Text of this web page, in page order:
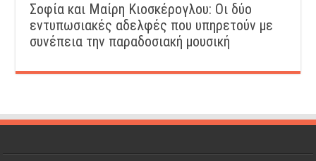
Σοφία και Μαίρη Κιοσκέρογλου: Οι δύο
εντυπωσιακές αδελφές που υπηρετούν με
συνέπεια την παραδοσιακή μουσική